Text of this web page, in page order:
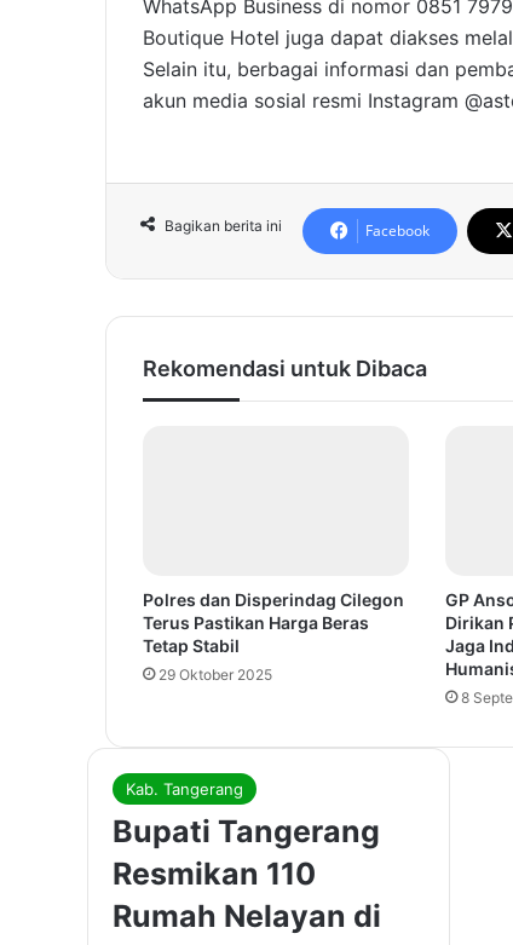
WhatsApp Business di nomor 0851
Boutique Hotel juga dapat diakses
Selain itu, berbagai informasi dan
akun media sosial resmi Instagram
Bagikan berita ini Facebook
Rekomendasi untuk Dibaca
Polres dan Disperindag Cilegon
Terus Pastikan Harga Beras
Tetap Stabil
29 Oktober 2025
GP
Dirikan
Jaga
8